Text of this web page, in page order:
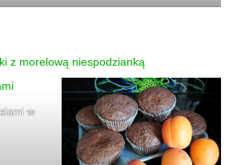
z morelową niespodzianką
w